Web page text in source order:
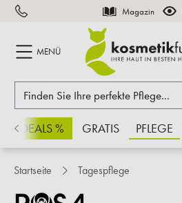
springen Magazin
MENÜ
% GRATIS PFLEGE
Startseite Tagespflege